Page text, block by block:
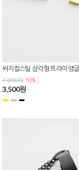
7,000원 50% ↓
3,500원